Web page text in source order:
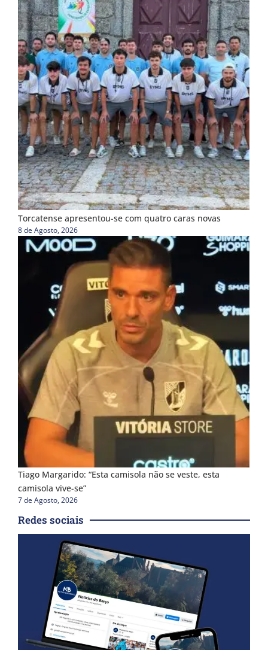
Torcatense apresentou-se com quatro caras novas
8 de Agosto, 2026
Tiago Margarido: “Esta camisola não se veste, esta
camisola vive-se”
7 de Agosto, 2026
Redes sociais